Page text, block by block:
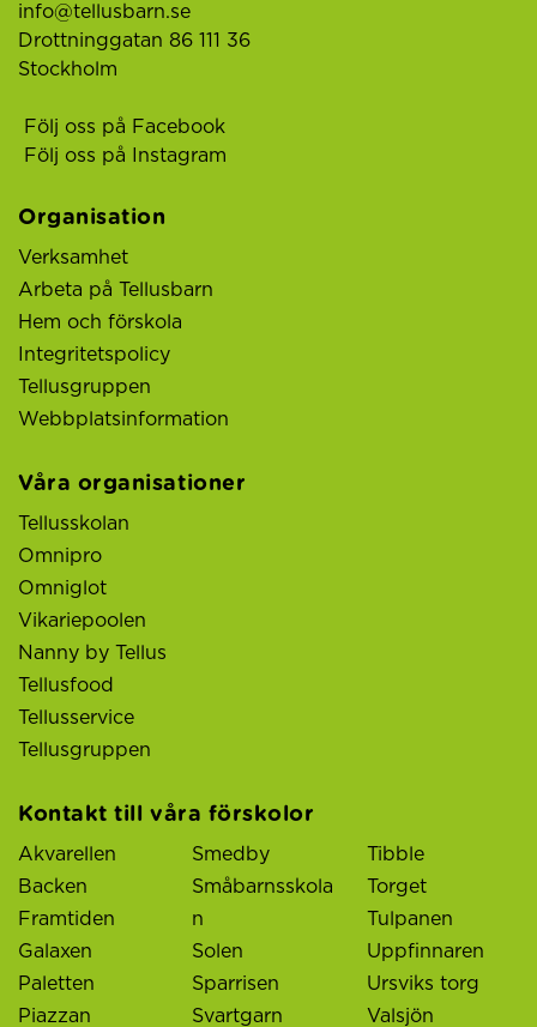
info@tellusbarn.se
Drottninggatan 86 111 36
Stockholm
Följ oss på Facebook
Följ oss på Instagram
Organisation
Verksamhet
Arbeta på Tellusbarn
Hem och förskola
Integritetspolicy
Tellusgruppen
Webbplatsinformation
Våra organisationer
Tellusskolan
Omnipro
Omniglot
Vikariepoolen
Nanny by Tellus
Tellusfood
Tellusservice
Tellusgruppen
Kontakt till våra förskolor
Akvarellen
Backen
Framtiden
Galaxen
Paletten
Piazzan
Smedby
Småbarnsskola
n
Solen
Sparrisen
Svartgarn
Tibble
Torget
Tulpanen
Uppfinnaren
Ursviks torg
Valsjön